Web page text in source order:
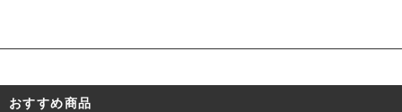
おすすめ商品